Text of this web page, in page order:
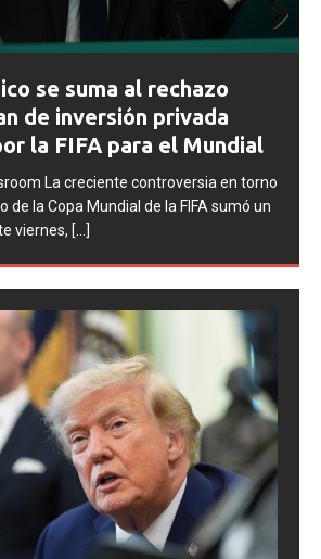
disciplinarios
tras los incidentes en
2026
La FIFA inició una serie de
contra la Asociación del Fútbol
integrantes de la selección